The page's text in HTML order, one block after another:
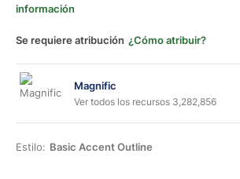
información
Se requiere atribución ¿Cómo atribuir?
Magnific
Ver todos los recursos 3,282,856
Estilo: Basic Accent Outline